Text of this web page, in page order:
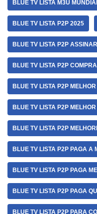
BLUE TV LISTA M3U
BLUE TV LISTA P2P 2025
BLUE TV LISTA P2P ASSINAR
BLUE TV LISTA P2P
BLUE TV LISTA P2P MELHOR
BLUE TV LISTA P2P
BLUE TV LISTA P2P
BLUE TV LISTA P2P PAGA A
BLUE TV LISTA P2P PAGA
BLUE TV LISTA P2P PAGA
BLUE TV LISTA P2P PARA